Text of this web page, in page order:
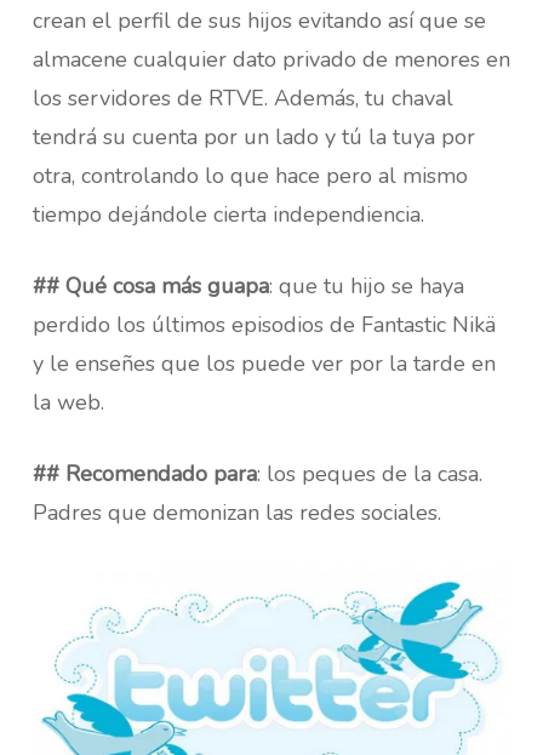
crean el perfil de sus hijos evitando así que se
almacene cualquier dato privado de menores en
los servidores de RTVE. Además, tu chaval
tendrá su cuenta por un lado y tú la tuya por
otra, controlando lo que hace pero al mismo
tiempo dejándole cierta independiencia.
## Qué cosa más guapa: que tu hijo se haya
perdido los últimos episodios de Fantastic Nikä
y le enseñes que los puede ver por la tarde en
la web.
## Recomendado para: los peques de la casa.
Padres que demonizan las redes sociales.